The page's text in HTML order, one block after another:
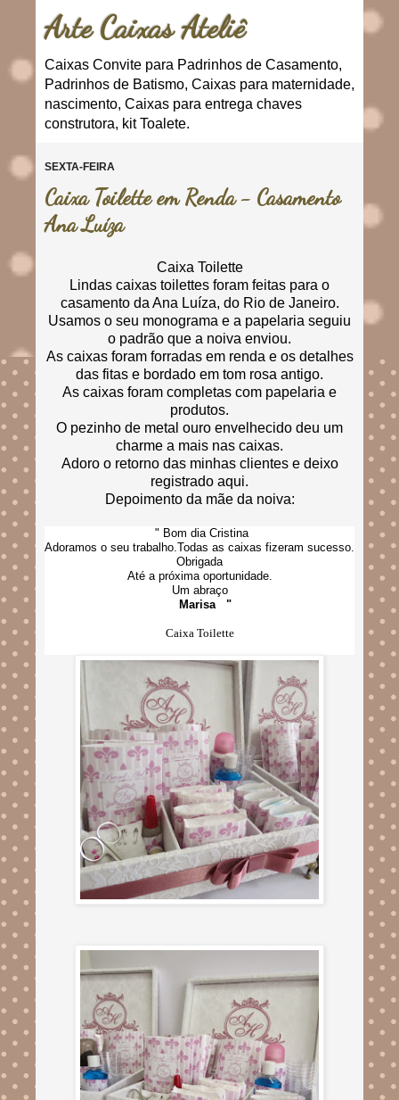
Arte Caixas Ateliê
Caixas Convite para Padrinhos de Casamento,
Padrinhos de Batismo, Caixas para maternidade,
nascimento, Caixas para entrega chaves
construtora, kit Toalete.
SEXTA-FEIRA
Caixa Toilette em Renda - Casamento
Ana Luíza
Caixa Toilette
Lindas caixas toilettes foram feitas para o
casamento da Ana Luíza, do Rio de Janeiro.
Usamos o seu monograma e a papelaria seguiu
o padrão que a noiva enviou.
As caixas foram forradas em renda e os detalhes
das fitas e bordado em tom rosa antigo.
As caixas foram completas com papelaria e
produtos.
O pezinho de metal ouro envelhecido deu um
charme a mais nas caixas.
Adoro o retorno das minhas clientes e deixo
registrado aqui.
Depoimento da mãe da noiva:
" Bom dia Cristina
Adoramos o seu trabalho.Todas as caixas fizeram sucesso.
Obrigada
Até a próxima oportunidade.
Um abraço
Marisa "
Caixa Toilette